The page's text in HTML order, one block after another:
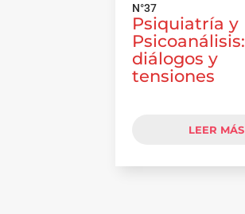
N°37
Psiquiatría y
Psicoanálisis:
diálogos y
tensiones
LEER MÁS